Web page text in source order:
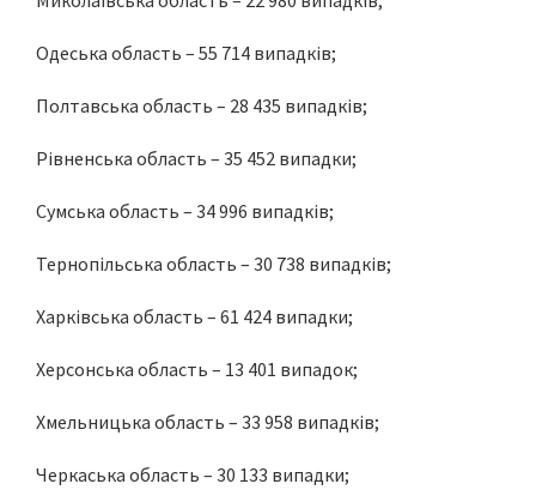
Одеська область – 55 714 випадків;
Полтавська область – 28 435 випадків;
Рівненська область – 35 452 випадки;
Сумська область – 34 996 випадків;
Тернопільська область – 30 738 випадків;
Харківська область – 61 424 випадки;
Херсонська область – 13 401 випадок;
Хмельницька область – 33 958 випадків;
Черкаська область – 30 133 випадки;